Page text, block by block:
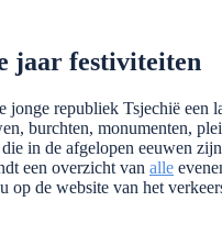
jaar festiviteiten
jonge republiek Tsjechië
burchten, monumenten,
in de afgelopen eeuwen
een overzicht van alle
op de website van het